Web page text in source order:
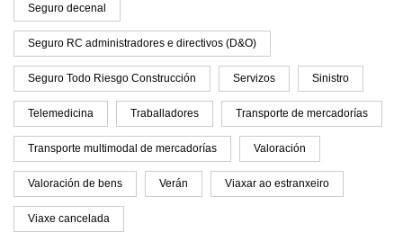
Seguro decenal
Seguro RC administradores e directivos (D&O)
Seguro Todo Riesgo Construcción Servizos Sinistro
Telemedicina Traballadores Transporte de mercadorías
Transporte multimodal de mercadorías Valoración
Valoración de bens Verán Viaxar ao estranxeiro
Viaxe cancelada